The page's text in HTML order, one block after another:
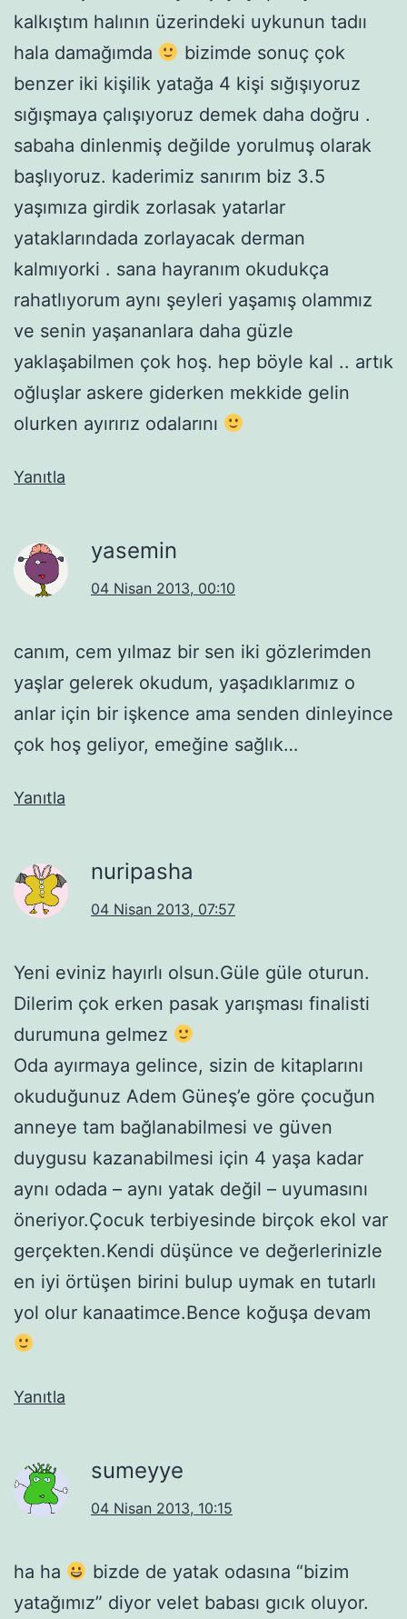
kalkıştım halının üzerindeki uykunun tadıı
hala damağımda
bizimde sonuç çok
benzer iki kişilik yatağa 4 kişi sığışıyoruz
sığışmaya çalışıyoruz demek daha doğru .
sabaha dinlenmiş değilde yorulmuş olarak
başlıyoruz. kaderimiz sanırım biz 3.5
yaşımıza girdik zorlasak yatarlar
yataklarındada zorlayacak derman
kalmıyorki . sana hayranım okudukça
rahatlıyorum aynı şeyleri yaşamış olammız
ve senin yaşananlara daha güzle
yaklaşabilmen çok hoş. hep böyle kal .. artık
oğluşlar askere giderken mekkide gelin
olurken ayırırız odalarını
Yanıtla
yasemin
04 Nisan 2013, 00:10
canım, cem yılmaz bir sen iki gözlerimden
yaşlar gelerek okudum, yaşadıklarımız o
anlar için bir işkence ama senden dinleyince
çok hoş geliyor, emeğine sağlık…
Yanıtla
nuripasha
04 Nisan 2013, 07:57
Yeni eviniz hayırlı olsun.Güle güle oturun.
Dilerim çok erken pasak yarışması finalisti
durumuna gelmez
Oda ayırmaya gelince, sizin de kitaplarını
okuduğunuz Adem Güneş’e göre çocuğun
anneye tam bağlanabilmesi ve güven
duygusu kazanabilmesi için 4 yaşa kadar
aynı odada – aynı yatak değil – uyumasını
öneriyor.Çocuk terbiyesinde birçok ekol var
gerçekten.Kendi düşünce ve değerlerinizle
en iyi örtüşen birini bulup uymak en tutarlı
yol olur kanaatimce.Bence koğuşa devam
Yanıtla
sumeyye
04 Nisan 2013, 10:15
ha ha
bizde de yatak odasına “bizim
yatağımız” diyor velet babası gıcık oluyor.